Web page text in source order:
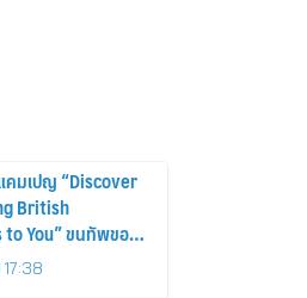
คมเปญ “Discover
British
You” ขนทัพของ
มฮิตจากสหราช
รงถึงมือตั้งแต่วัน